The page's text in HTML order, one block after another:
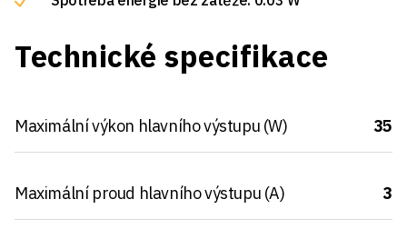
Technické specifikace
Maximální výkon hlavního výstupu (W) 35
Maximální proud hlavního výstupu (A) 3